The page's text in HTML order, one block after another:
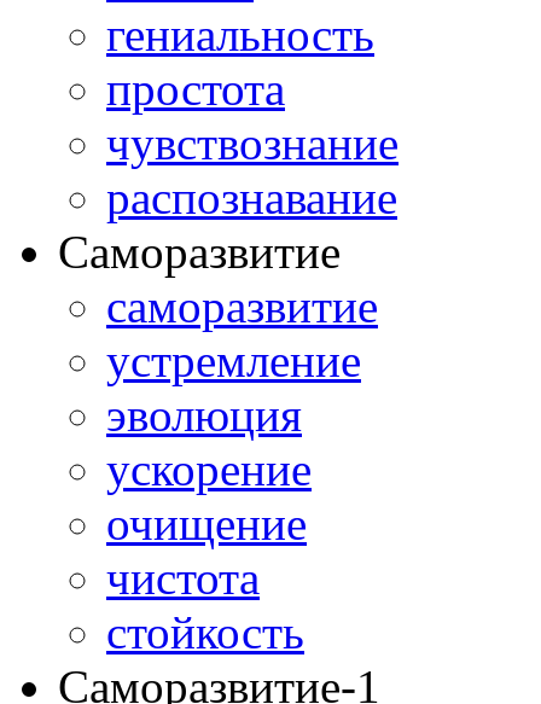
гениальность
простота
чувствознание
распознавание
Саморазвитие
саморазвитие
устремление
эволюция
ускорение
очищение
чистота
стойкость
Саморазвитие-1